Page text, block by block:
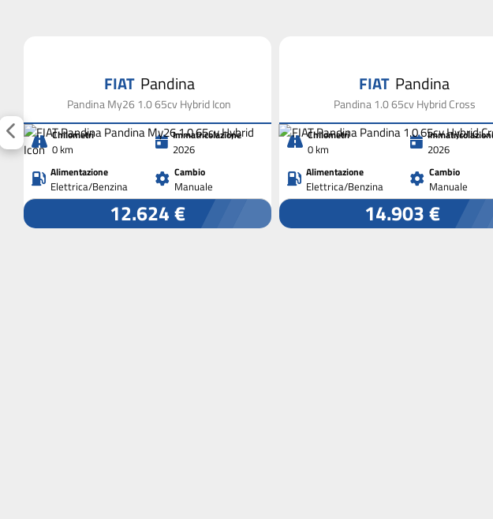
FIAT Pandina
Pandina My26 1.0 65cv Hybrid Icon
Chilometri
0 km
Immatricolazione
2026
Alimentazione
Elettrica/Benzina
Cambio
Manuale
12.624 €
FIAT Pandina
Pandina 1.0 65cv Hybrid Cross
Chilometri
0 km 2026
Alimentazione
Elettrica/Benzina
Cambio
Manuale
14.903 €